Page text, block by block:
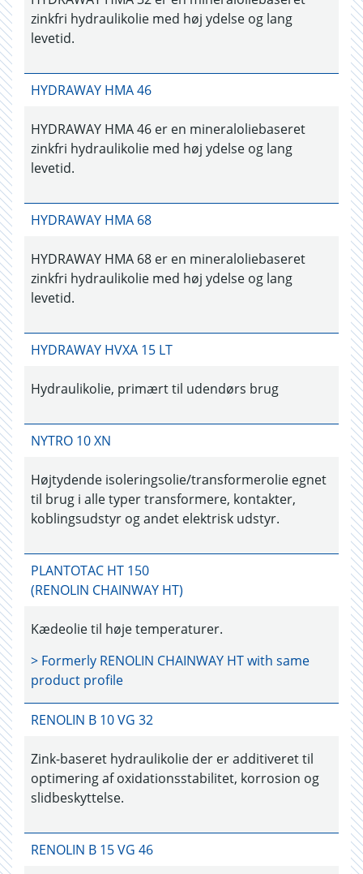
zinkfri hydraulikolie med høj ydelse og lang
levetid.
HYDRAWAY HMA 46
HYDRAWAY HMA 46 er en mineraloliebaseret
zinkfri hydraulikolie med høj ydelse og lang
levetid.
HYDRAWAY HMA 68
HYDRAWAY HMA 68 er en mineraloliebaseret
zinkfri hydraulikolie med høj ydelse og lang
levetid.
HYDRAWAY HVXA 15 LT
Hydraulikolie, primært til udendørs brug
NYTRO 10 XN
Højtydende isoleringsolie/transformerolie egnet
til brug i alle typer transformere, kontakter,
koblingsudstyr og andet elektrisk udstyr.
PLANTOTAC HT 150
(RENOLIN CHAINWAY HT)
Kædeolie til høje temperaturer.
> Formerly RENOLIN CHAINWAY HTwith same
product profile
RENOLIN B 10 VG 32
Zink-baseret hydraulikolie der er additiveret til
optimering af oxidationsstabilitet, korrosion og
slidbeskyttelse.
RENOLIN B 15 VG 46